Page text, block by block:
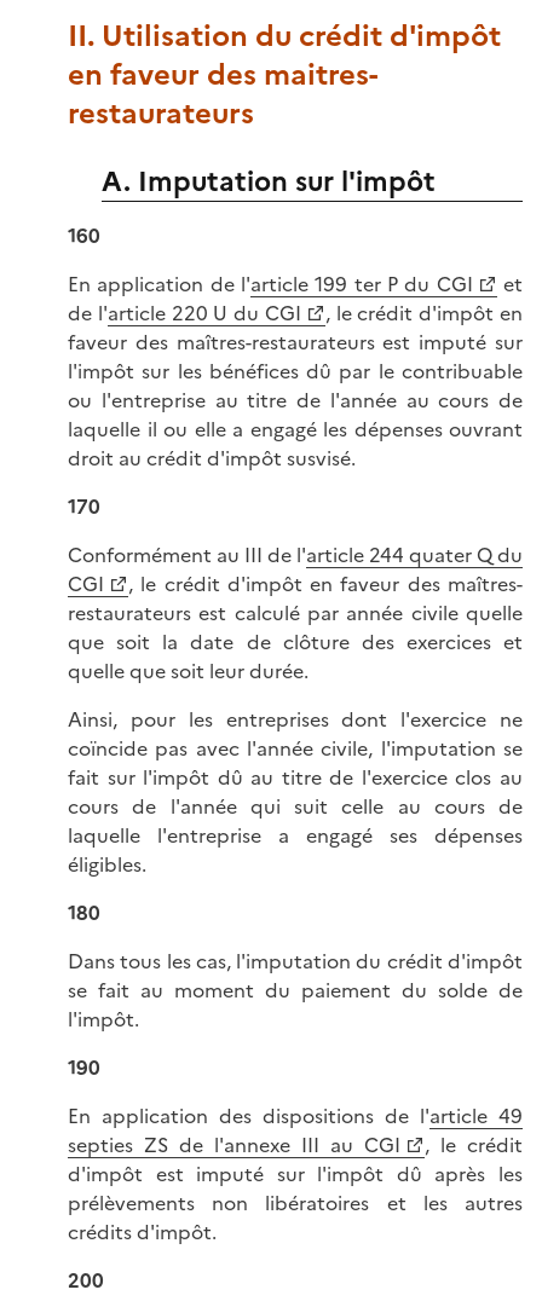
II. Utilisation du crédit d'impôt
en faveur des maitres-
restaurateurs
A. Imputation sur l'impôt
160
En application de l'article 199 ter P du CGI
et
de l'article 220 U du CGI
, le crédit d'impôt en
faveur des maîtres-restaurateurs est imputé sur
l'impôt sur les bénéfices dû par le contribuable
ou l'entreprise au titre de l'année au cours de
laquelle il ou elle a engagé les dépenses ouvrant
droit au crédit d'impôt susvisé.
170
Conformément au III de l'article 244 quater Q du
CGI
, le crédit d'impôt en faveur des maîtres-
restaurateurs est calculé par année civile quelle
que soit la date de clôture des exercices et
quelle que soit leur durée.
Ainsi, pour les entreprises dont l'exercice ne
coïncide pas avec l'année civile, l'imputation se
fait sur l'impôt dû au titre de l'exercice clos au
cours de l'année qui suit celle au cours de
laquelle l'entreprise a engagé ses dépenses
éligibles.
180
Dans tous les cas, l'imputation du crédit d'impôt
se fait au moment du paiement du solde de
l'impôt.
190
En application des dispositions de l'article 49
septies ZS de l'annexe III au CGI
, le crédit
d'impôt est imputé sur l'impôt dû après les
prélèvements non libératoires et les autres
crédits d'impôt.
200